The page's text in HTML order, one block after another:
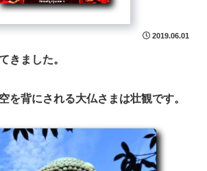
2019.06.01
きました。
を背にされる大仏さまは壮観です。